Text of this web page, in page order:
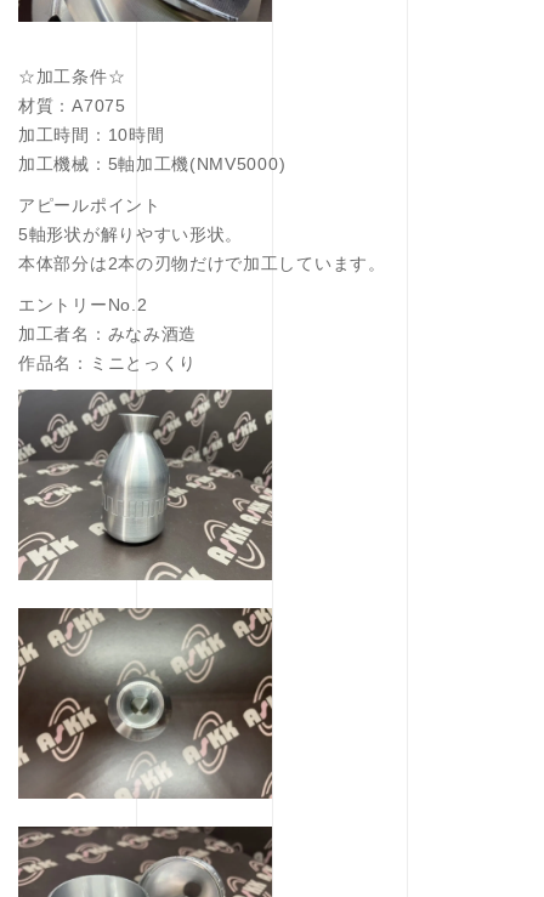
☆加工条件☆
材質：A7075
加工時間：10時間
加工機械：5軸加工機(NMV5000)
アピールポイント
5軸形状が解りやすい形状。
本体部分は2本の刃物だけで加工しています。
エントリーNo.2
加工者名：みなみ酒造
作品名：ミニとっくり